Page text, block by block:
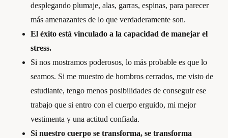
desplegando plumaje, alas, garras, espinas, para parecer
más amenazantes de lo que verdaderamente son.
El éxito está vinculado a la capacidad de manejar el
stress.
Si nos mostramos poderosos, lo más probable es que lo
seamos. Si me muestro de hombros cerrados, me visto de
estudiante, tengo menos posibilidades de conseguir ese
trabajo que si entro con el cuerpo erguido, mi mejor
vestimenta y una actitud confiada.
Si nuestro cuerpo se transforma, se transforma